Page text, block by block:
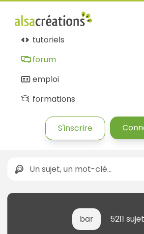
tutoriels
forum
emploi
formations
S'inscrire
bar 5211